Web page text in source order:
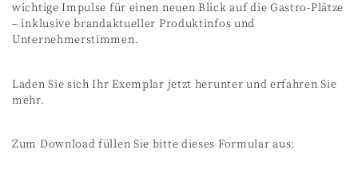
wichtige Impulse für einen neuen Blick auf die Gastro-Plätze
– inklusive brandaktueller Produktinfos und
Unternehmerstimmen.
Laden Sie sich Ihr Exemplar jetzt herunter und erfahren Sie
mehr.
Zum Download füllen Sie bitte dieses Formular aus: